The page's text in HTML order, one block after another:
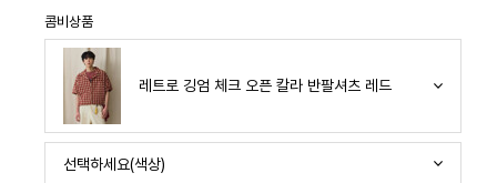
콤비상품
레트로 깅엄 체크 오픈 칼라 반팔셔츠 레드
선택하세요(색상)